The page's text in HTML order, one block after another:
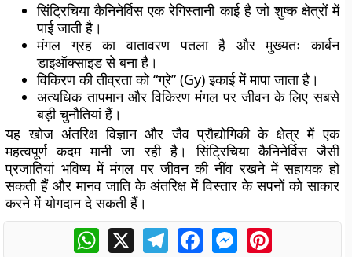
सिंट्रिचिया कैनिनेर्विस एक रेगिस्तानी काई है जो शुष्क क्षेत्रों में
पाई जाती है।
मंगल ग्रह का वातावरण पतला है और मुख्यतः कार्बन
डाइऑक्साइड से बना है।
विकिरण की तीव्रता को “ग्रे” (Gy) इकाई में मापा जाता है।
अत्यधिक तापमान और विकिरण मंगल पर जीवन के लिए सबसे
बड़ी चुनौतियां हैं।
यह खोज अंतरिक्ष विज्ञान और जैव प्रौद्योगिकी के क्षेत्र में एक
महत्वपूर्ण कदम मानी जा रही है। सिंट्रिचिया कैनिनेर्विस जैसी
प्रजातियां भविष्य में मंगल पर जीवन की नींव रखने में सहायक हो
सकती हैं और मानव जाति के अंतरिक्ष में विस्तार के सपनों को साकार
करने में योगदान दे सकती हैं।
WhatsApp
X TelegramFacebookMessengerPinterest